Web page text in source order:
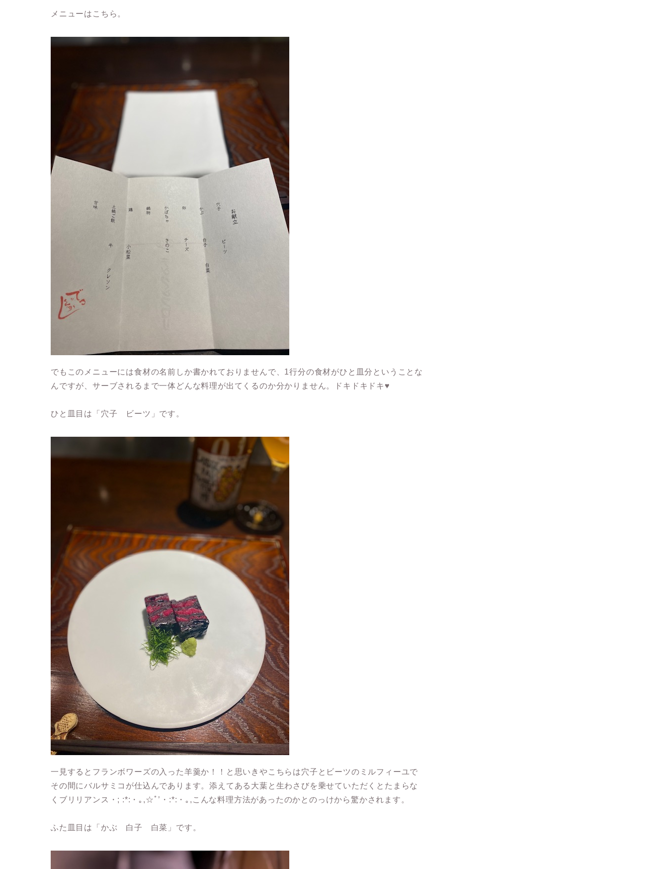
メニューはこちら。
でもこのメニューには食材の名前しか書かれておりませんで、1行分の食材がひと皿分ということな
んですが、サーブされるまで一体どんな料理が出てくるのか分かりません。ドキドキドキ♥
ひと皿目は 「穴子 ビーツ」 です。
一見するとフランボワーズの入った羊羹か！！と思いきやこちらは穴子とビーツのミルフィーユで
その間にバルサミコが仕込んであります。添えてある大葉と生わさびを乗せていただくとたまらな
くブリリアンス・; :*:・｡,☆ﾟ’・:*:・｡,こんな料理方法があったのかとのっけから驚かされます。
ふた皿目は 「かぶ 白子 白菜」 です。